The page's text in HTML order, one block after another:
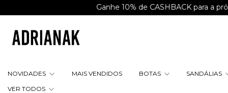
Ganhe 10% de CASHBACK para a próxima
NOVIDADES MAIS VENDIDOS BOTAS
SANDÁLIAS
VER TODOS